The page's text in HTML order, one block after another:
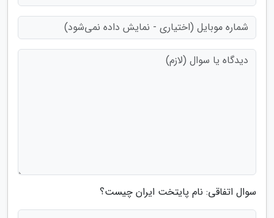
سوال اتفاقی: نام پایتخت ایران چیست؟